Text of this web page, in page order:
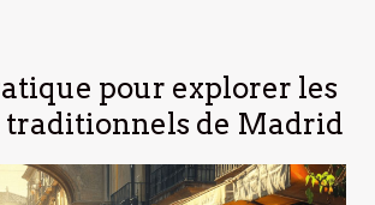
pour explorer les
traditionnels de Madrid